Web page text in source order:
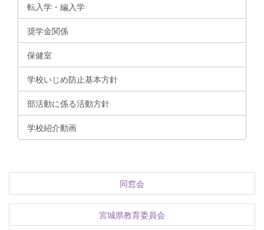
転入学・編入学
奨学金関係
保健室
学校いじめ防止基本方針
部活動に係る活動方針
学校紹介動画
同窓会
宮城県教育委員会